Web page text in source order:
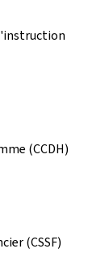
(CCDH)
(CSSF)